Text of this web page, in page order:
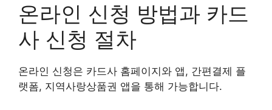
온라인 신청 방법과 카드
사 신청 절차
온라인 신청은 카드사 홈페이지와 앱, 간편결제 플
랫폼, 지역사랑상품권 앱을 통해 가능합니다.